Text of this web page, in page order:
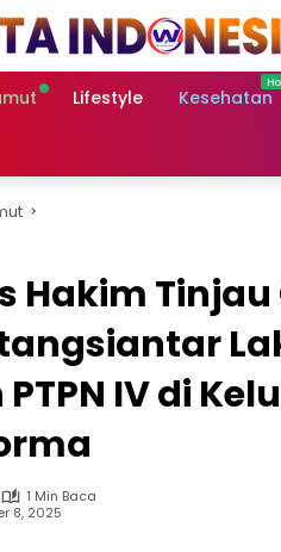
Lifestyle Kesehatan
Hakim Tinjau
IV di
1 Min Baca
8, 2025